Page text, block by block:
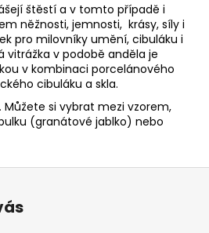
štěstí a v tomto případě i
něžnosti, jemnosti, krásy, síly i
pro milovníky umění, cibuláku i
vitrážka v podobě anděla je
v kombinaci porcelánového
cibuláku a skla.
si vybrat mezi vzorem,
(granátové jablko) nebo